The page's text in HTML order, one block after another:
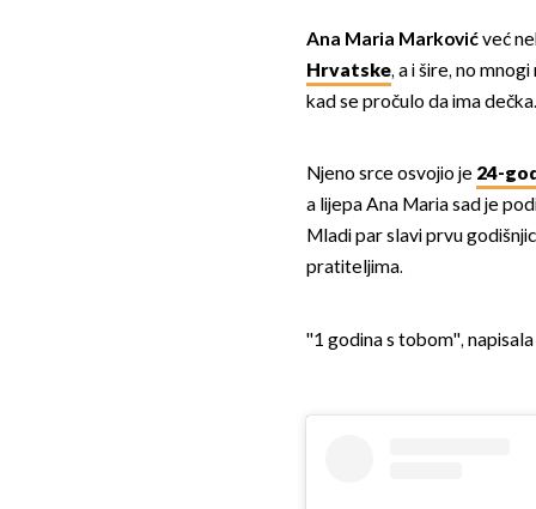
Ana Maria Markovićveć
Hrvatske, a i šire, no
kad se pročulo da ima dečka.
Njeno srce osvojio je 24-
a lijepa Ana Maria sad je
Mladi par slavi prvu
pratiteljima.
''1 godina s tobom'',